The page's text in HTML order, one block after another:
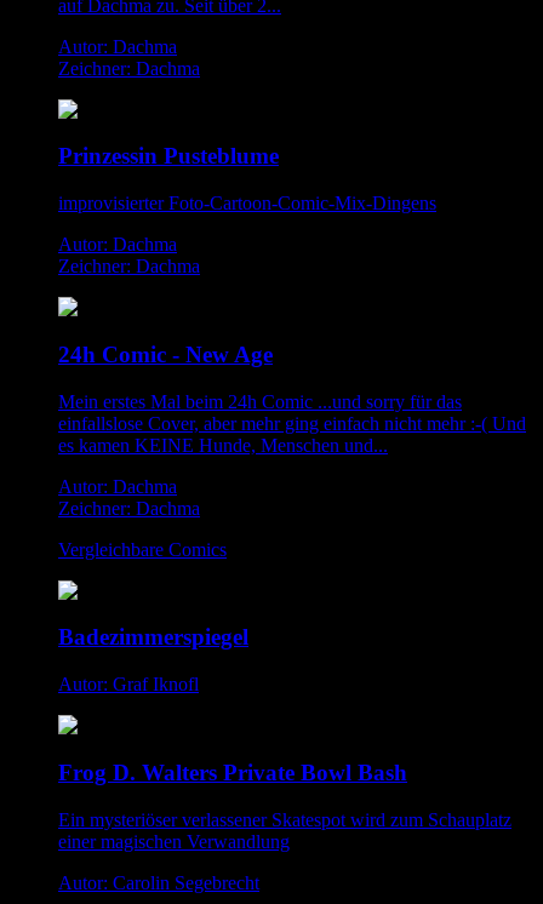
auf Dachma zu. Seit über 2...
Autor: Dachma
Zeichner: Dachma
Prinzessin Pusteblume
improvisierter Foto-Cartoon-Comic-Mix-Dingens
Autor: Dachma
Zeichner: Dachma
24h Comic - New Age
Mein erstes Mal beim 24h Comic ...und sorry für das
einfallslose Cover, aber mehr ging einfach nicht mehr :-( Und
es kamen KEINE Hunde, Menschen und...
Autor: Dachma
Zeichner: Dachma
Vergleichbare Comics
Badezimmerspiegel
Autor: Graf Iknofl
Frog D. Walters Private Bowl Bash
Ein mysteriöser verlassener Skatespot wird zum Schauplatz
einer magischen Verwandlung
Autor: Carolin Segebrecht